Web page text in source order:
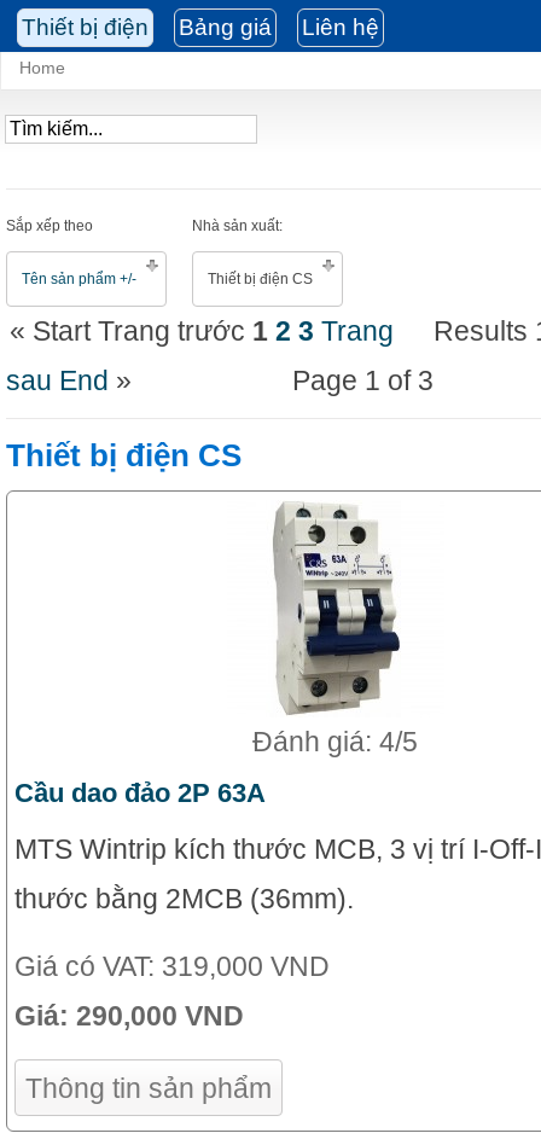
Thiết bị điện Bảng giá Liên hệ
Home
Sắp xếp theo
Tên sản phẩm +/-
Nhà sản xuất:
Thiết bị điện CS
Results
« Start Trang trước 1 2 3 Trang
sau End » Page 1 of 3
Thiết bị điện CS
Đánh giá: 4/5
Cầu dao đảo 2P 63A
MTS Wintrip kích thước MCB, 3 vị trí I-
thước bằng 2MCB (36mm).
Giá có VAT: 319,000 VND
Giá: 290,000 VND
Thông tin sản phẩm